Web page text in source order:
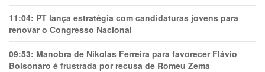
11:04: PT lança estratégia com candidaturas jovens para
renovar o Congresso Nacional
09:53: Manobra de Nikolas Ferreira para favorecer Flávio
Bolsonaro é frustrada por recusa de Romeu Zema